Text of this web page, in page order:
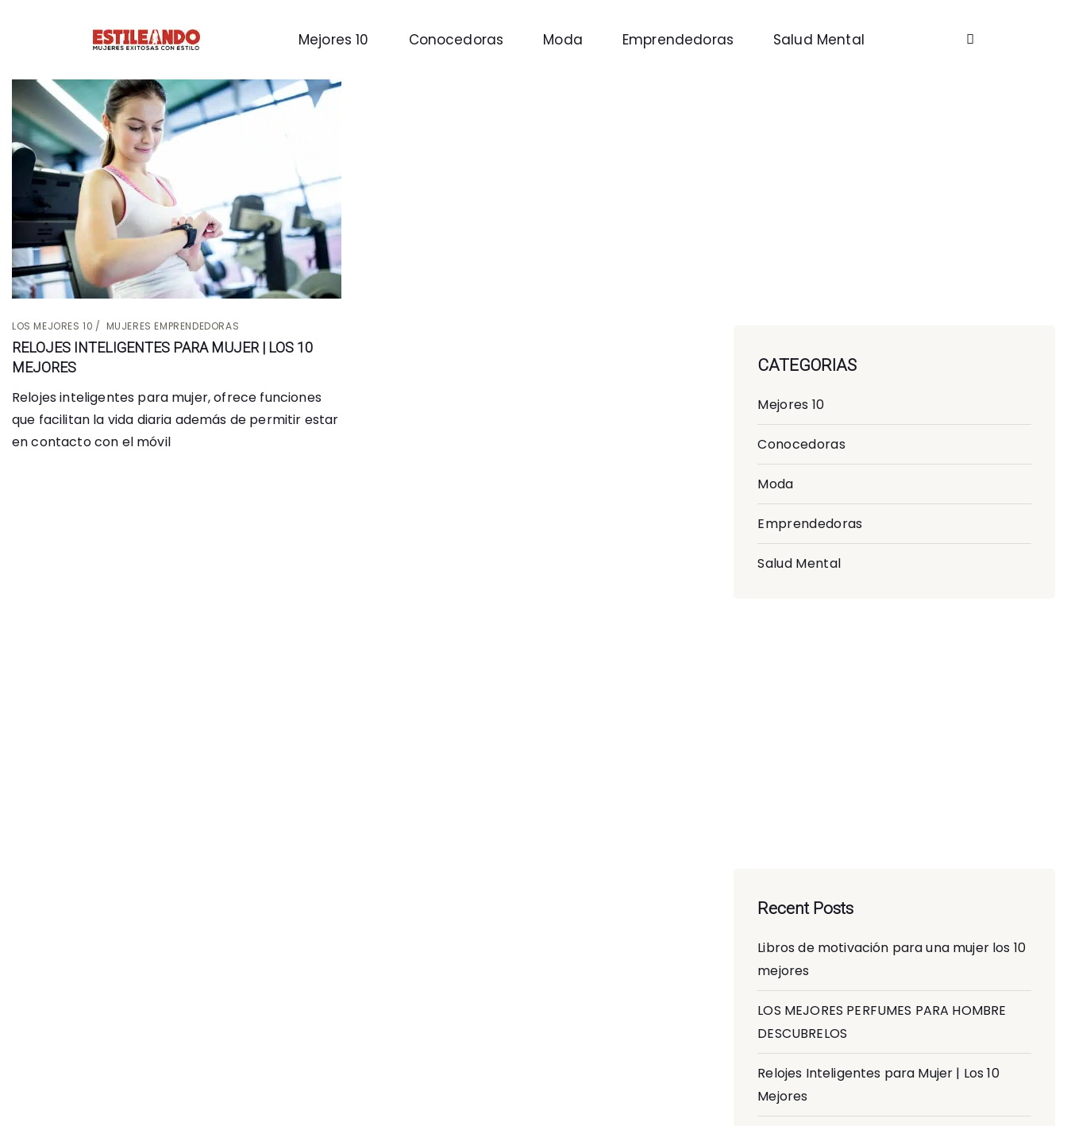
Mejores 10 Conocedoras Moda Emprendedoras Salud Mental
LOS MEJORES 10 MUJERES EMPRENDEDORAS
RELOJES INTELIGENTES PARA MUJER | LOS 10
MEJORES
Relojes inteligentes para mujer, ofrece funciones
que facilitan la vida diaria además de permitir estar
en contacto con el móvil
CATEGORIAS
Mejores 10
Conocedoras
Moda
Emprendedoras
Salud Mental
Recent Posts
Libros de motivación para una mujer los 10
mejores
LOS MEJORES PERFUMES PARA HOMBRE
DESCUBRELOS
Relojes Inteligentes para Mujer | Los 10
Mejores